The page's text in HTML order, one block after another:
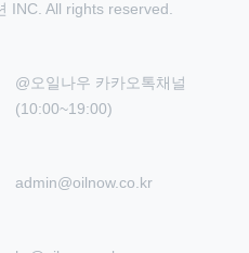
INC. All rights reserved.
@오일나우 카카오톡채널
(10:00~19:00)
admin@oilnow.co.kr